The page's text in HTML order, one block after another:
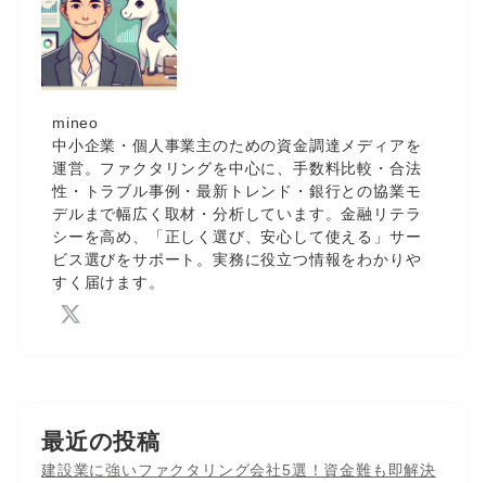
mineo
中小企業・個人事業主のための資金調達メディアを
運営。ファクタリングを中心に、手数料比較・合法
性・トラブル事例・最新トレンド・銀行との協業モ
デルまで幅広く取材・分析しています。金融リテラ
シーを高め、「正しく選び、安心して使える」サー
ビス選びをサポート。実務に役立つ情報をわかりや
すく届けます。
最近の投稿
建設業に強いファクタリング会社5選！資金難も即解決